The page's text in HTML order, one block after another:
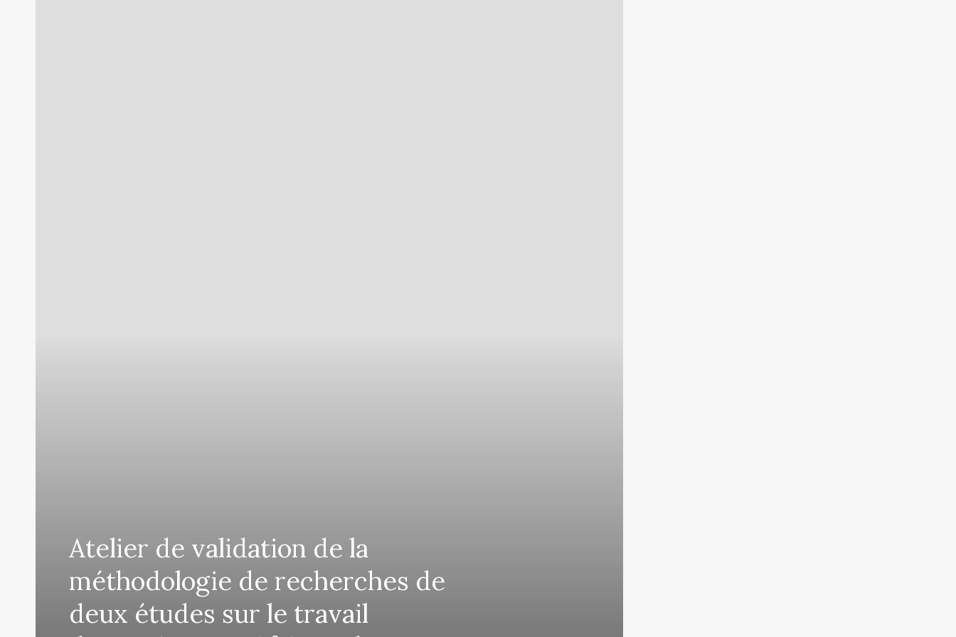
Atelier de validation de la
méthodologie de recherches de
deux études sur le travail